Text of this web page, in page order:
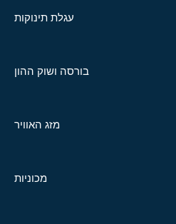
עגלת תינוקות
בורסה ושוק ההון
מזג האוויר
מכוניות